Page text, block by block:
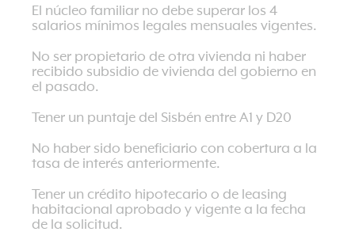
El núcleo familiar no debe superar los 4
salarios mínimos legales mensuales vigentes.
No ser propietario de otra vivienda ni haber
recibido subsidio de vivienda del gobierno en
el pasado.
Tener un puntaje del Sisbén entre A1 y D20
No haber sido beneficiario con cobertura a la
tasa de interés anteriormente.
Tener un crédito hipotecario o de leasing
habitacional aprobado y vigente a la fecha
de la solicitud.